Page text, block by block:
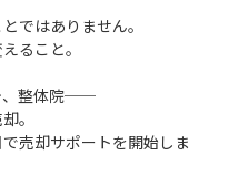
ではありません。
ること。
、整体院──
。
売却サポートを開始しま